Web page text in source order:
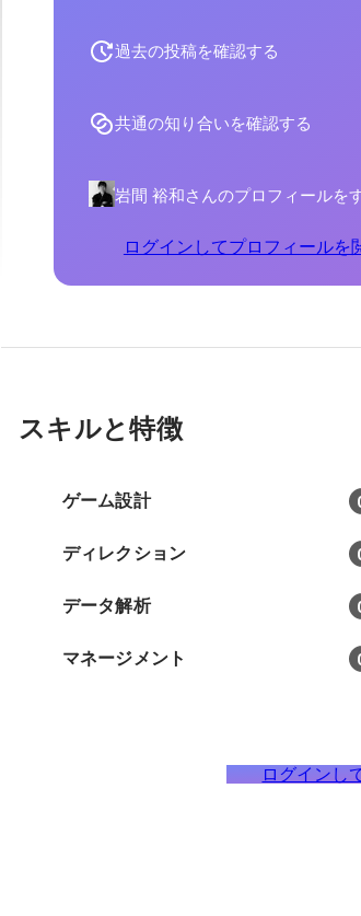
過去の投稿を確認する
共通の知り合いを確認する
岩間 裕和さんのプロフィールを
ログインしてプロフィールを
スキルと特徴
ゲーム設計
ディレクション
データ解析
マネージメント
ログインし